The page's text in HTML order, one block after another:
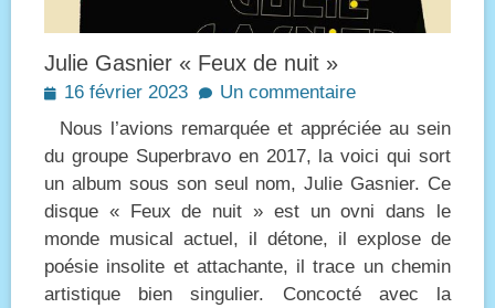
Julie Gasnier « Feux de nuit »
Posted
16 février 2023
Un commentaire
Nous l’avions remarquée et appréciée au sein
du groupe Superbravo en 2017, la voici qui sort
un album sous son seul nom, Julie Gasnier. Ce
disque « Feux de nuit » est un ovni dans le
monde musical actuel, il détone, il explose de
poésie insolite et attachante, il trace un chemin
artistique bien singulier. Concocté avec la